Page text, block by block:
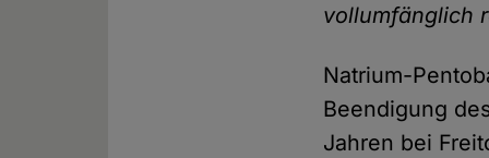
vollumfänglich
Natrium-
Beendigung
Jahren bei